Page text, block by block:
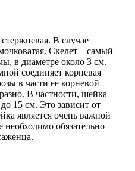
В случае
Скелет – самый
в диаметре около 3 см.
соединяет корневая
в части ее корневой
В частности, шейка
15 см. Это зависит от
является очень важной
необходимо обязательно